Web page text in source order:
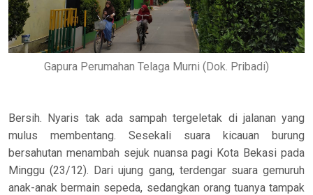
Gapura Perumahan Telaga Murni (Dok. Pribadi)
Bersih. Nyaris tak ada sampah tergeletak di jalanan yang
mulus membentang. Sesekali suara kicauan burung
bersahutan menambah sejuk nuansa pagi Kota Bekasi pada
Minggu (23/12). Dari ujung gang, terdengar suara gemuruh
anak-anak bermain sepeda, sedangkan orang tuanya tampak